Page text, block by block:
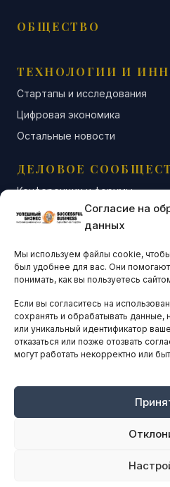
Согласие на
данных
Мы используем файлы cookie, чтобы
был удобнее для вас. Они помогают
понимать, как вы пользуетесь
Если вы согласитесь на
сохранять и обрабатывать
или уникальный идентификатор
отказаться или позже отозвать
могут работать некорректно или
ОБЩЕСТВО
ТЕХНОЛОГИИ И
Стартапы и исследования
Цифровая экономика
Остальные новости
ДЕЛОВОЕ
Конференции и форумы
Бизнес-клубы и ассоциации
Остальные новости
АНАЛИТИКА И
ARTICLES IN
НАВИГАЦИЯ
Оплата онлайн